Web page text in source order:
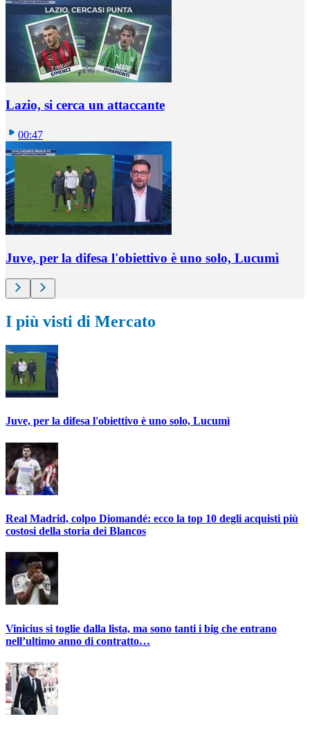
Lazio, si cerca un attaccante
00:47
Juve, per la difesa l'obiettivo è uno solo, Lucumì
I più visti di Mercato
Juve, per la difesa l'obiettivo è uno solo, Lucumì
Real Madrid, colpo Diomandé: ecco la top 10 degli acquisti più
costosi della storia dei Blancos
Vinicius si toglie dalla lista, ma sono tanti i big che entrano
nell’ultimo anno di contratto…